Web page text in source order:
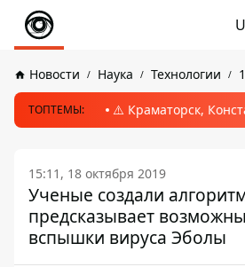
Новости Наука Технологии
ТОПТЕМЫ: ⚠️ Краматорск,
15:11, 18 октября 2019
Ученые создали
предсказывает
вспышки вируса Эболы